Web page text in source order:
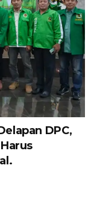
DPC,